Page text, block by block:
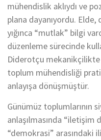
mühendislik aklıydı ve
plana dayanıyordu.
yığınca “mutlak” bilgi
düzenleme sürecinde
Diderotçu mekanikçilikte
toplum mühendisliği
anlayışa dönüşmüştür.
Günümüz toplumlarının
anlaşılmasında “iletişim
“demokrasi” arasındaki